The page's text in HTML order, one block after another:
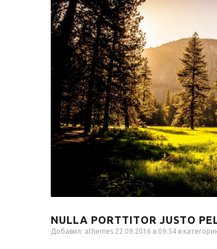
NULLA PORTTITOR JUSTO
Добавил: athemes 22.09.2016 в 09:54 в